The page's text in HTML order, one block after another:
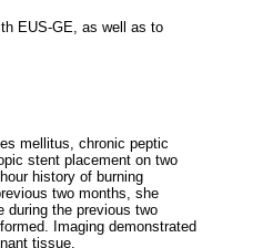
EUS-GE, as well as to
mellitus, chronic peptic
stent placement on two
history of burning
two months, she
during the previous two
Imaging demonstrated
tissue.